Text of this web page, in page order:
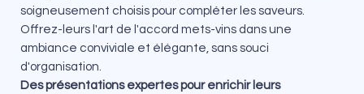
soigneusement choisis pour compléter les saveurs.
Offrez-leurs l'art de l'accord mets-vins dans une
ambiance conviviale et élégante, sans souci
d'organisation.
Des présentations expertes pour enrichir leurs